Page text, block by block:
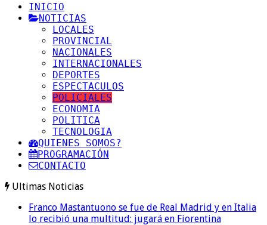
INICIO
NOTICIAS
LOCALES
PROVINCIAL
NACIONALES
INTERNACIONALES
DEPORTES
ESPECTACULOS
POLICIALES
ECONOMIA
POLITICA
TECNOLOGIA
QUIENES SOMOS?
PROGRAMACIÓN
CONTACTO
Ultimas Noticias
Franco Mastantuono se fue de Real Madrid y en Italia
lo recibió una multitud: jugará en Fiorentina